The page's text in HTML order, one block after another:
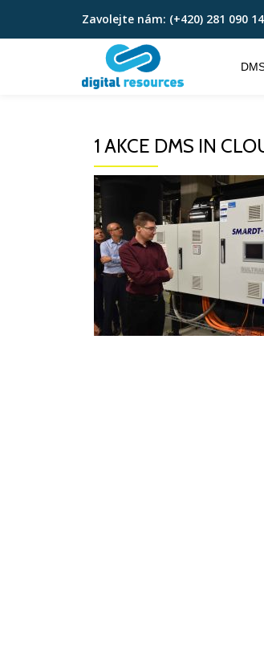
Přeskočit
Zavolejte nám: (+420) 281 090
1 AKCE DMS IN